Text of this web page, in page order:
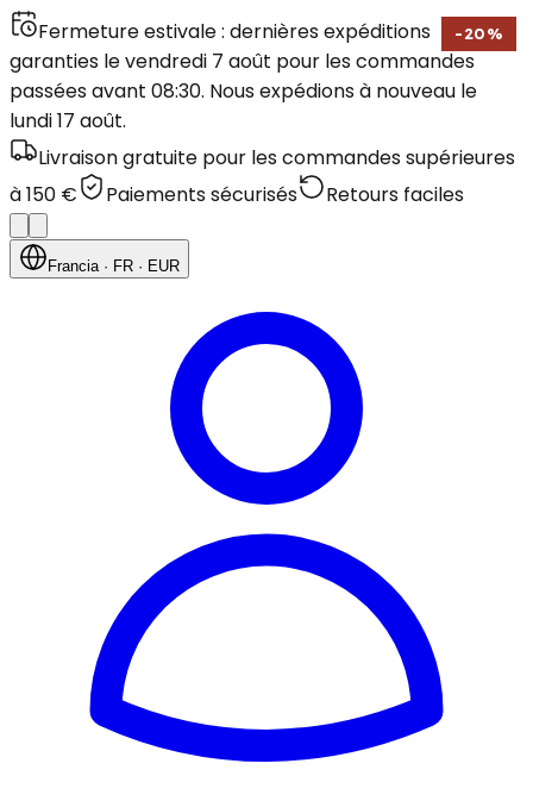
Fermeture estivale : dernières expéditions
garanties le vendredi 7 août pour les commandes
passées avant 08:30. Nous expédions à nouveau le
lundi 17 août.
Livraison gratuite pour les commandes supérieures
à 150 €
Paiements sécurisés Retours faciles
Francia· FR · EUR
- 20 %